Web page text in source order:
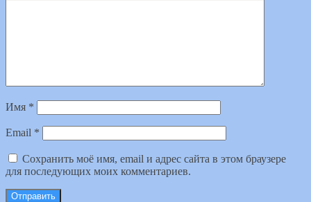
Имя *
Email *
Сохранить моё имя, email и адрес сайта в этом браузере
для последующих моих комментариев.